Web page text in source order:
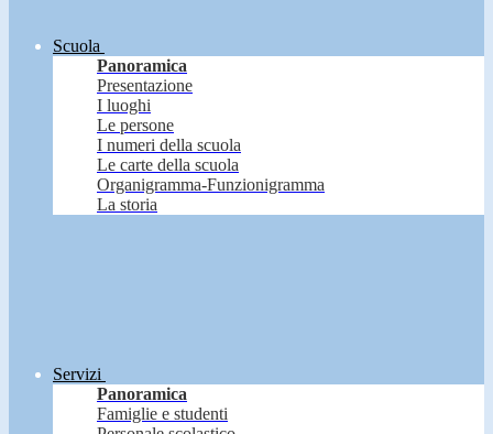
Scuola
Panoramica
Presentazione
I luoghi
Le persone
I numeri della scuola
Le carte della scuola
Organigramma-Funzionigramma
La storia
Servizi
Panoramica
Famiglie e studenti